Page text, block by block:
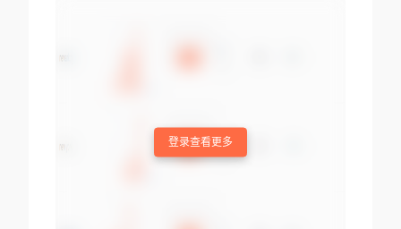
登录查看更多